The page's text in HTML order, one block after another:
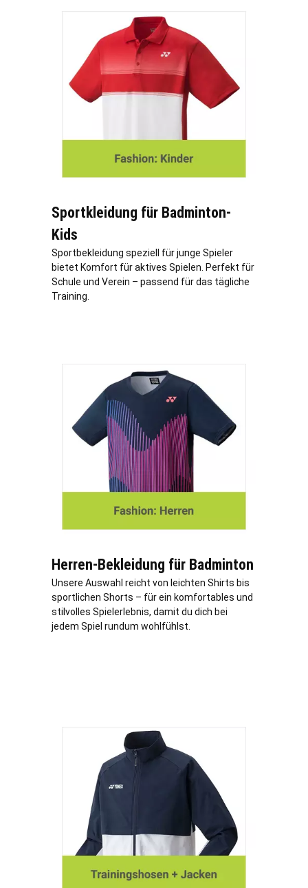
Sportkleidung für Badminton-
Kids
Sportbekleidung speziell für junge Spieler
bietet Komfort für aktives Spielen. Perfekt für
Schule und Verein – passend für das tägliche
Training.
Herren-Bekleidung für Badminton
Unsere Auswahl reicht von leichten Shirts bis
sportlichen Shorts – für ein komfortables und
stilvolles Spielerlebnis, damit du dich bei
jedem Spiel rundum wohlfühlst.